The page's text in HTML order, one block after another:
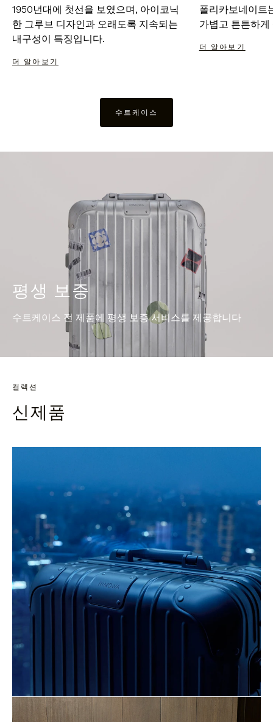
1950년대에 첫선을 보였으며, 아이코닉
한 그루브 디자인과 오래도록 지속되는
내구성이 특징입니다.
더 알아보기
폴리카보네이트
가볍고 튼튼하
더 알아보기
수트케이스
평생 보증
수트케이스 전 제품에 평생 보증 서비스를 제공합니다
컬렉션
신제품